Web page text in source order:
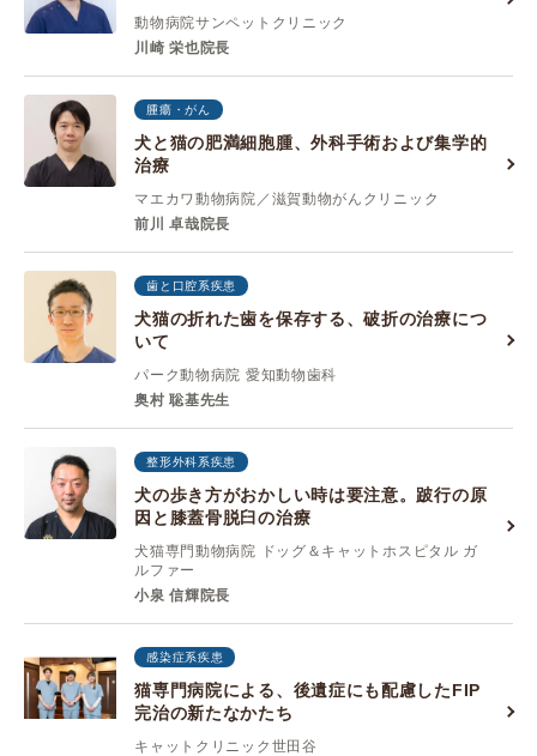
動物病院サンペットクリニック
川崎 栄也院長
腫瘍・がん
犬と猫の肥満細胞腫、外科手術および集学的
治療
マエカワ動物病院／滋賀動物がんクリニック
前川 卓哉院長
歯と口腔系疾患
犬猫の折れた歯を保存する、破折の治療につ
いて
パーク動物病院 愛知動物歯科
奥村 聡基先生
整形外科系疾患
犬の歩き方がおかしい時は要注意。跛行の原
因と膝蓋骨脱臼の治療
犬猫専門動物病院 ドッグ＆キャットホスピタル ガ
ルファー
小泉 信輝院長
感染症系疾患
猫専門病院による、後遺症にも配慮したFIP
完治の新たなかたち
キャットクリニック世田谷